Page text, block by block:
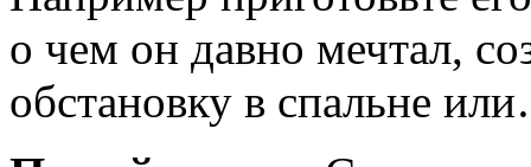
о чем он давно мечтал,
обстановку в спальне